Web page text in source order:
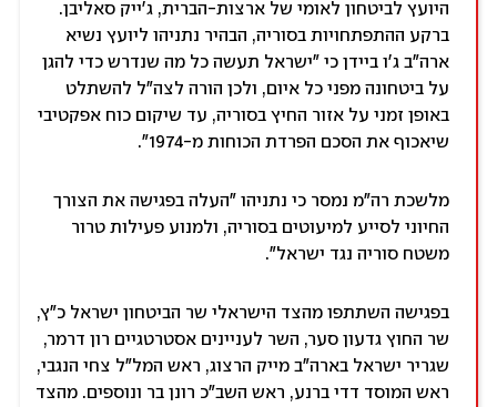
היועץ לביטחון לאומי של ארצות-הברית, ג'ייק סאליבן.
ברקע ההתפתחויות בסוריה, הבהיר נתניהו ליועץ נשיא
ארה"ב ג'ו ביידן כי "ישראל תעשה כל מה שנדרש כדי להגן
על ביטחונה מפני כל איום, ולכן הורה לצה"ל להשתלט
באופן זמני על אזור החיץ בסוריה, עד שיקום כוח אפקטיבי
שיאכוף את הסכם הפרדת הכוחות מ-1974".
מלשכת רה"מ נמסר כי נתניהו "העלה בפגישה את הצורך
החיוני לסייע למיעוטים בסוריה, ולמנוע פעילות טרור
משטח סוריה נגד ישראל".
בפגישה השתתפו מהצד הישראלי שר הביטחון ישראל כ"ץ,
שר החוץ גדעון סער, השר לעניינים אסטרטגיים רון דרמר,
שגריר ישראל בארה"ב מייק הרצוג, ראש המל"ל צחי הנגבי,
ראש המוסד דדי ברנע, ראש השב"כ רונן בר ונוספים. מהצד